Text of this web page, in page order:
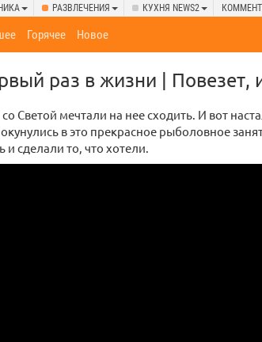
РАЗВЛЕЧЕНИЯ КУХНЯ NEWS2
Горячее Новое
раз в жизни | Повезет,
Светой мечтали на нее сходить. И вот
в это прекрасное рыболовное
сделали то, что хотели.